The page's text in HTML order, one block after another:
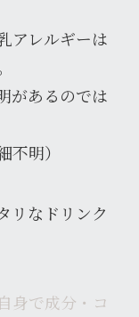
アレルギーは
があるのでは
不明）
リなドリンク
身で成分・コ